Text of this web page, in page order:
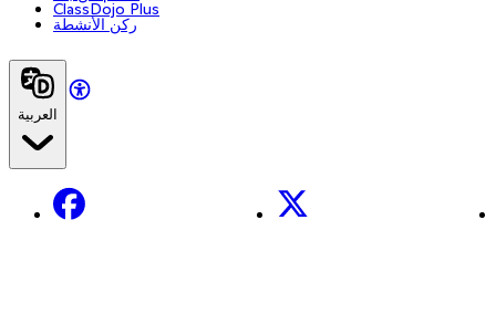
ClassDojo Plus
ركن الأنشطة
العربية
Facebook X